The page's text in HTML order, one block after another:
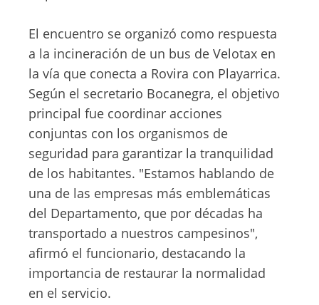
El encuentro se organizó como respuesta
a la incineración de un bus de Velotax en
la vía que conecta a Rovira con Playarrica.
Según el secretario Bocanegra, el objetivo
principal fue coordinar acciones
conjuntas con los organismos de
seguridad para garantizar la tranquilidad
de los habitantes. "Estamos hablando de
una de las empresas más emblemáticas
del Departamento, que por décadas ha
transportado a nuestros campesinos",
afirmó el funcionario, destacando la
importancia de restaurar la normalidad
en el servicio.